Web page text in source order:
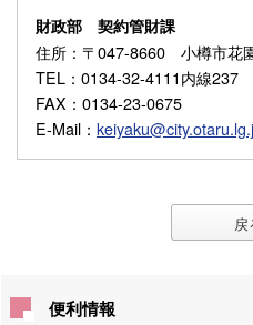
財政部 契約管財課
住所 ：〒047-8660 小樽市花
TEL ：0134-32-4111内線237
FAX ：0134-23-0675
E-Mail ：
戻
便利情報